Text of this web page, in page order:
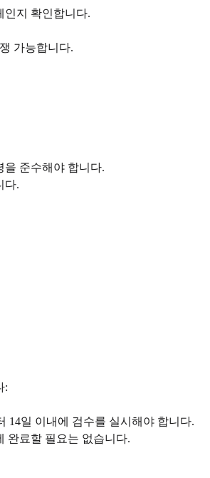
인지 확인합니다.
가능합니다.
을 준수해야 합니다.
다.
:
14일 이내에 검수를 실시해야 합니다.
완료할 필요는 없습니다.